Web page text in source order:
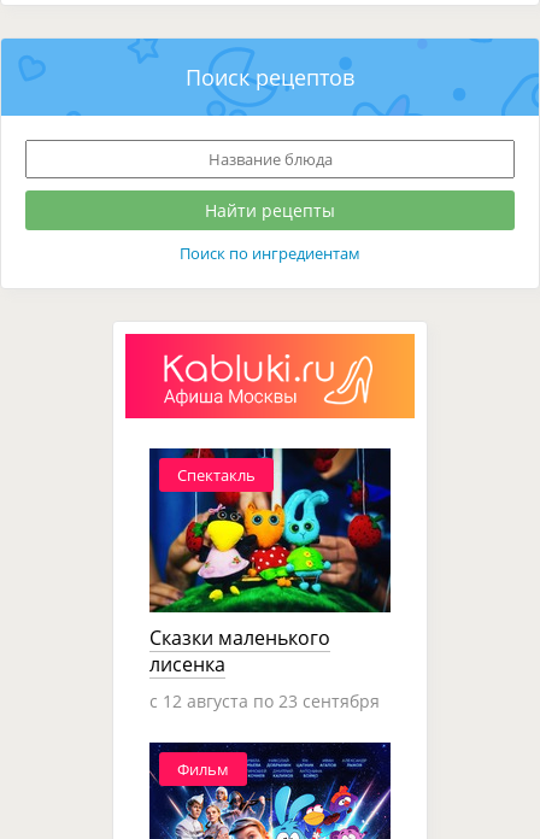
Поиск рецептов
Поиск по ингредиентам
Спектакль
Сказки маленького
лисенка
c 12 августа по 23 сентября
Фильм